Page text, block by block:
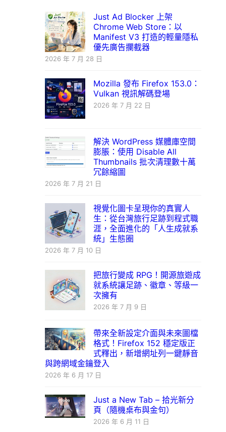
Just Ad Blocker 上架
Chrome Web Store：以
Manifest V3 打造的輕量隱私
優先廣告攔截器
2026 年 7 月 28 日
Mozilla 發布 Firefox 153.0：
Vulkan 視訊解碼登場
2026 年 7 月 22 日
解決 WordPress 媒體庫空間
膨脹：使用 Disable All
Thumbnails 批次清理數十萬
冗餘縮圖
2026 年 7 月 21 日
視覺化圖卡呈現你的真實人
生：從台灣旅行足跡到程式職
涯，全面進化的「人生成就系
統」生態圈
2026 年 7 月 10 日
把旅行變成 RPG！開源旅遊成
就系統讓足跡、徽章、等級一
次擁有
2026 年 7 月 9 日
帶來全新設定介面與未來圖檔
格式！Firefox 152 穩定版正
式釋出，新增網址列一鍵靜音
與跨網域金鑰登入
2026 年 6 月 17 日
Just a New Tab – 拾光新分
頁（隨機桌布與金句）
2026 年 6 月 11 日